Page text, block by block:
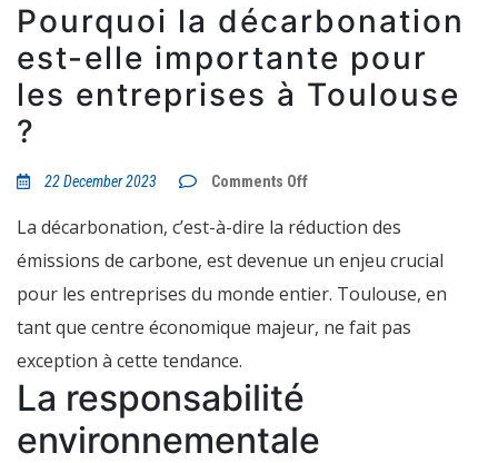
Pourquoi la décarbonation
est-elle importante pour
les entreprises à Toulouse
?
22 December 2023 Comments Offon
décarbonation
elle
pour
entreprises
La décarbonation, c’est-à-dire la réduction des
émissions de carbone, est devenue un enjeu crucial
pour les entreprises du monde entier. Toulouse, en
tant que centre économique majeur, ne fait pas
exception à cette tendance.
La responsabilité
environnementale